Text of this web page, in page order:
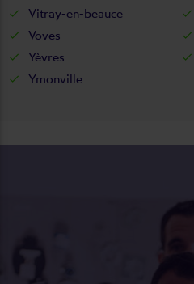
Vitray-en-beauce
Voves
Yèvres
Ymonville